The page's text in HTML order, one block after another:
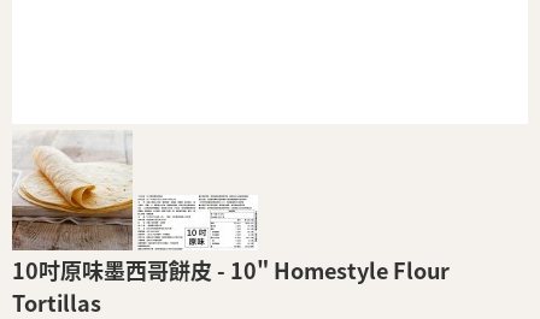
10吋原味墨西哥餅皮 - 10" Homestyle Flour
Tortillas